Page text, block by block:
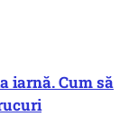
iarnă. Cum să